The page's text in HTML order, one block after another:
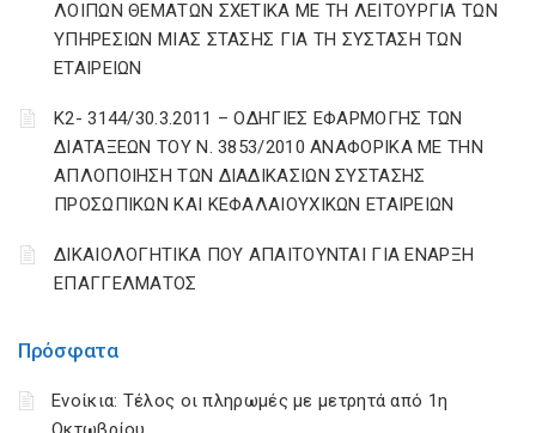
Πρόσφατα
Ενοίκια: Τέλος οι πληρωμές με μετρητά από 1η
ΛΟΙΠΩΝ ΘΕΜΑΤΩΝ ΣΧΕΤΙΚΑ ΜΕ ΤΗ ΛΕΙΤΟΥΡΓΙΑ ΤΩΝ
ΥΠΗΡΕΣΙΩΝ ΜΙΑΣ ΣΤΑΣΗΣ ΓΙΑ ΤΗ ΣΥΣΤΑΣΗ ΤΩΝ
ΕΤΑΙΡΕΙΩΝ
Κ2- 3144/30.3.2011 – ΟΔΗΓΙΕΣ ΕΦΑΡΜΟΓΗΣ ΤΩΝ
ΔΙΑΤΑΞΕΩΝ ΤΟΥ Ν. 3853/2010 ΑΝΑΦΟΡΙΚΑ ΜΕ ΤΗΝ
ΑΠΛΟΠΟΙΗΣΗ ΤΩΝ ΔΙΑΔΙΚΑΣΙΩΝ ΣΥΣΤΑΣΗΣ
ΠΡΟΣΩΠΙΚΩΝ ΚΑΙ ΚΕΦΑΛΑΙΟΥΧΙΚΩΝ ΕΤΑΙΡΕΙΩΝ
ΔΙΚΑΙΟΛΟΓΗΤΙΚΑ ΠΟΥ ΑΠΑΙΤΟΥΝΤΑΙ ΓΙΑ ΕΝΑΡΞΗ
ΕΠΑΓΓΕΛΜΑΤΟΣ